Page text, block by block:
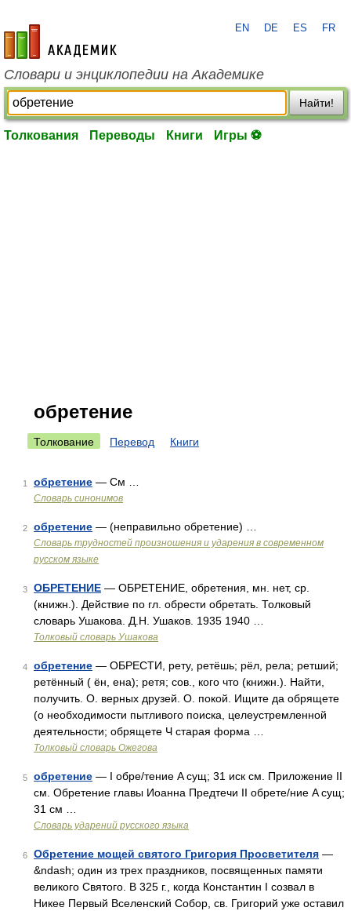
academic.ru
EN DE ES FR
Словари и энциклопедии на Академике
Найти!
Толкования Переводы Книги Игры ⚽
обретение
Толкование Перевод Книги
1 обретение — См …
Словарь синонимов
2 обретение — (неправильно обретение) …
Словарь трудностей произношения и ударения в современном
русском языке
3 ОБРЕТЕНИЕ — ОБРЕТЕНИЕ, обретения, мн. нет, ср.
(книжн.). Действие по гл. обрести обретать. Толковый
словарь Ушакова. Д.Н. Ушаков. 1935 1940 …
Толковый словарь Ушакова
4 обретение — ОБРЕСТИ, рету, ретёшь; рёл, рела; ретший;
ретённый ( ён, ена); ретя; сов., кого что (книжн.). Найти,
получить. О. верных друзей. О. покой. Ищите да обрящете
(о необходимости пытливого поиска, целеустремленной
деятельности; обрящете Ч старая форма …
Толковый словарь Ожегова
5 обретение — I обре/тение A сущ; 31 иск см. Приложение II
см. Обретение главы Иоанна Предтечи II обрете/ние A сущ;
31 см …
Словарь ударений русского языка
6 Обретение мощей святого Григория Просветителя —
&ndash; один из трех праздников, посвященных памяти
великого Святого. В 325 г., когда Константин I созвал в
Никее Первый Вселенский Собор, св. Григорий уже оставил